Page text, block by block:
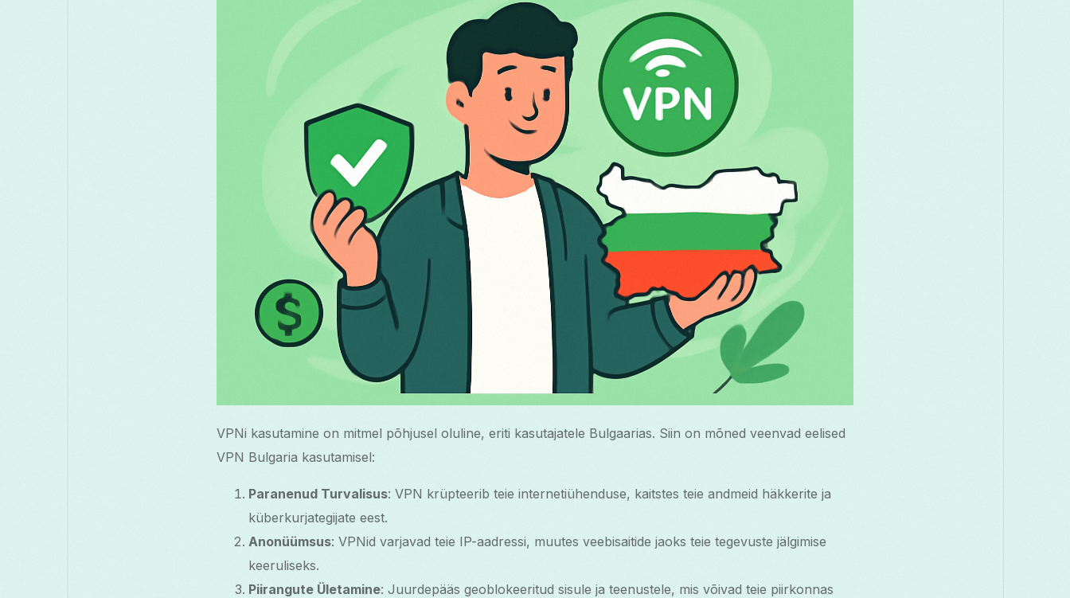
VPNi kasutamine on mitmel põhjusel oluline, eriti kasutajatele Bulgaarias. Siin on mõned veenvad eelised
VPN Bulgaria kasutamisel:
Paranenud Turvalisus: VPN krüpteerib teie internetiühenduse, kaitstes teie andmeid häkkerite ja
küberkurjategijate eest.
Anonüümsus: VPNid varjavad teie IP-aadressi, muutes veebisaitide jaoks teie tegevuste jälgimise
keeruliseks.
Piirangute Ületamine: Juurdepääs geoblokeeritud sisule ja teenustele, mis võivad teie piirkonnas